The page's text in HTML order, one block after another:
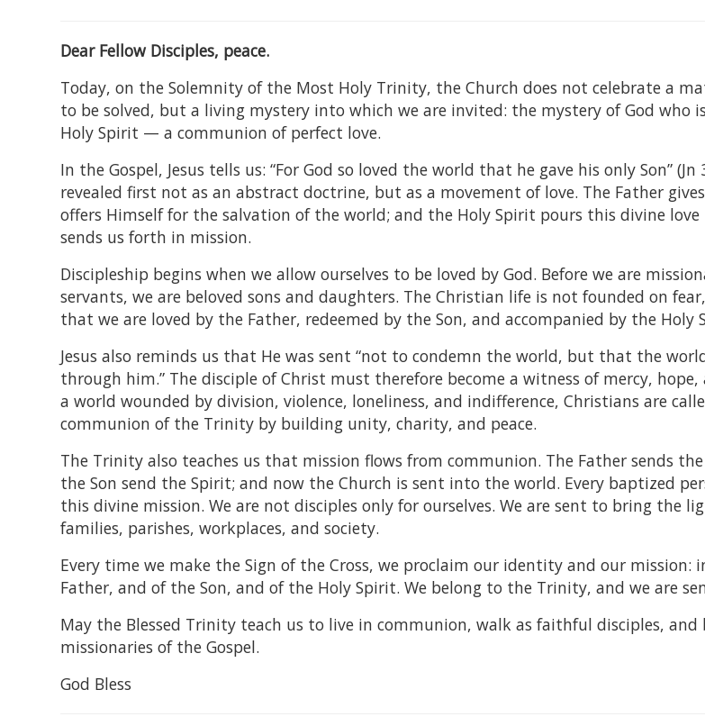
Dear Fellow Disciples, peace.
Today, on the Solemnity of the Most Holy Trinity, the Church does not celebrate a
to be solved, but a living mystery into which we are invited: the mystery of God who
Holy Spirit — a communion of perfect love.
In the Gospel, Jesus tells us: “For God so loved the world that he gave his only Son”
revealed first not as an abstract doctrine, but as a movement of love. The Father
offers Himself for the salvation of the world; and the Holy Spirit pours this divine
sends us forth in mission.
Discipleship begins when we allow ourselves to be loved by God. Before we are
servants, we are beloved sons and daughters. The Christian life is not founded on
that we are loved by the Father, redeemed by the Son, and accompanied by the Holy
Jesus also reminds us that He was sent “not to condemn the world, but that the
through him.” The disciple of Christ must therefore become a witness of mercy,
a world wounded by division, violence, loneliness, and indifference, Christians are
communion of the Trinity by building unity, charity, and peace.
The Trinity also teaches us that mission flows from communion. The Father sends
the Son send the Spirit; and now the Church is sent into the world. Every baptized
this divine mission. We are not disciples only for ourselves. We are sent to bring the
families, parishes, workplaces, and society.
Every time we make the Sign of the Cross, we proclaim our identity and our mission:
Father, and of the Son, and of the Holy Spirit. We belong to the Trinity, and we are
May the Blessed Trinity teach us to live in communion, walk as faithful disciples, and
missionaries of the Gospel.
God Bless